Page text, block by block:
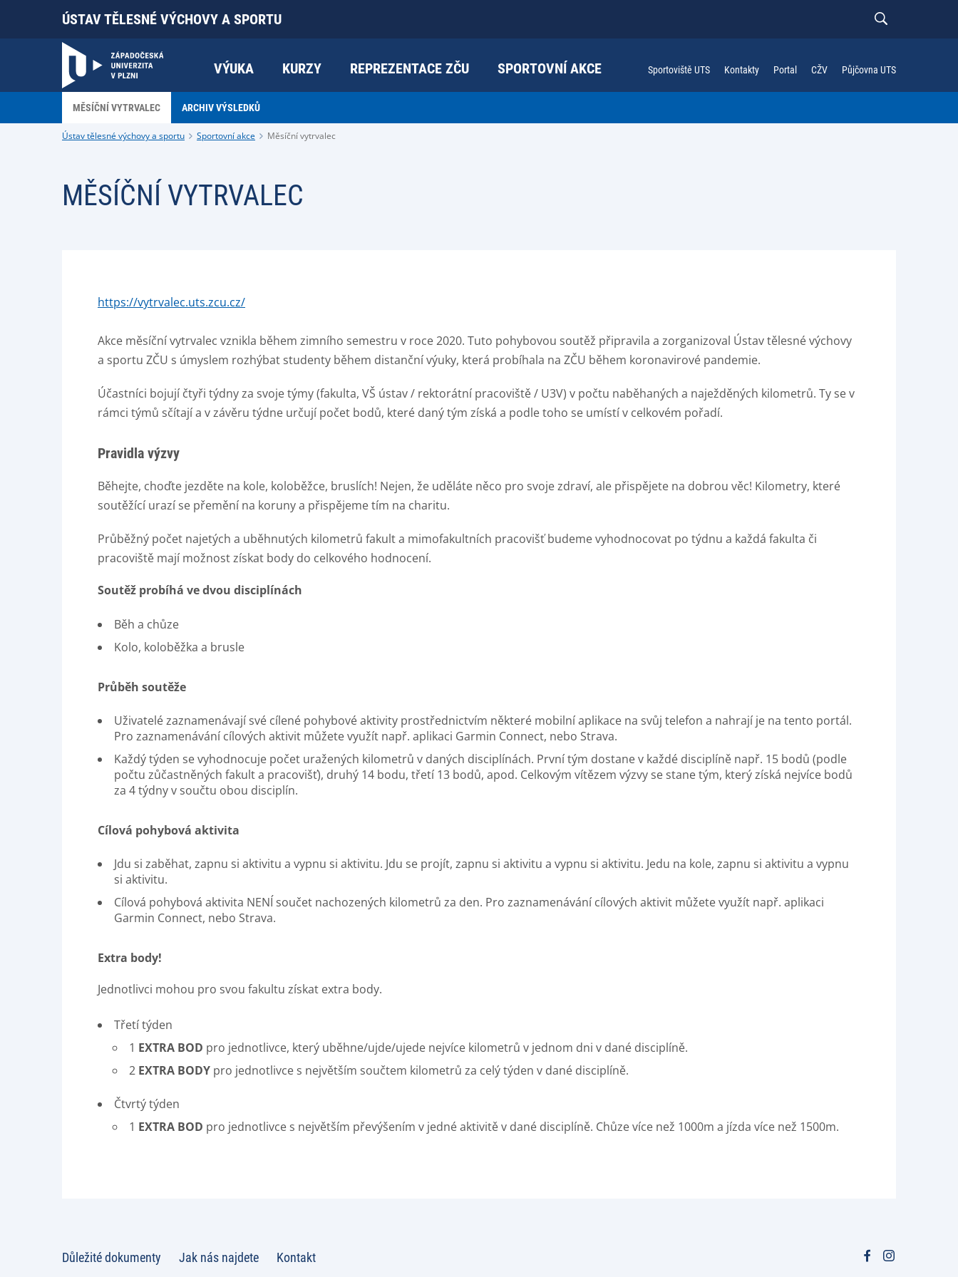
ÚSTAV TĚLESNÉ VÝCHOVY A SPORTU
VÝUKA KURZY REPREZENTACE ZČU SPORTOVNÍ AKCE Sportoviště UTS Kontakty Portal CŽV Půjčovna UTS
MĚSÍČNÍ VYTRVALEC ARCHIV VÝSLEDKŮ
Ústav tělesné výchovy a sportu Sportovní akce Měsíční vytrvalec
MĚSÍČNÍ VYTRVALEC
https://vytrvalec.uts.zcu.cz/
Akce měsíční vytrvalec vznikla během zimního semestru v roce 2020. Tuto pohybovou soutěž připravila a zorganizoval Ústav tělesné výchovy
a sportu ZČU s úmyslem rozhýbat studenty během distanční výuky, která probíhala na ZČU během koronavirové pandemie.
Účastníci bojují čtyři týdny za svoje týmy (fakulta, VŠ ústav / rektorátní pracoviště / U3V) v počtu naběhaných a naježděných kilometrů. Ty se v
rámci týmů sčítají a v závěru týdne určují počet bodů, které daný tým získá a podle toho se umístí v celkovém pořadí.
Pravidla výzvy
Běhejte, choďte jezděte na kole, koloběžce, bruslích! Nejen, že uděláte něco pro svoje zdraví, ale přispějete na dobrou věc! Kilometry, které
soutěžící urazí se přemění na koruny a přispějeme tím na charitu.
Průběžný počet najetých a uběhnutých kilometrů fakult a mimofakultních pracovišť budeme vyhodnocovat po týdnu a každá fakulta či
pracoviště mají možnost získat body do celkového hodnocení.
Soutěž probíhá ve dvou disciplínách
Běh a chůze
Kolo, koloběžka a brusle
Průběh soutěže
Uživatelé zaznamenávají své cílené pohybové aktivity prostřednictvím některé mobilní aplikace na svůj telefon a nahrají je na tento portál.
Pro zaznamenávání cílových aktivit můžete využít např. aplikaci Garmin Connect, nebo Strava.
Každý týden se vyhodnocuje počet uražených kilometrů v daných disciplínách. První tým dostane v každé disciplíně např. 15 bodů (podle
počtu zůčastněných fakult a pracovišť), druhý 14 bodu, třetí 13 bodů, apod. Celkovým vítězem výzvy se stane tým, který získá nejvíce bodů
za 4 týdny v součtu obou disciplín.
Cílová pohybová aktivita
Jdu si zaběhat, zapnu si aktivitu a vypnu si aktivitu. Jdu se projít, zapnu si aktivitu a vypnu si aktivitu. Jedu na kole, zapnu si aktivitu a vypnu
si aktivitu.
Cílová pohybová aktivita NENÍ součet nachozených kilometrů za den. Pro zaznamenávání cílových aktivit můžete využít např. aplikaci
Garmin Connect, nebo Strava.
Extra body!
Jednotlivci mohou pro svou fakultu získat extra body.
Třetí týden
1 EXTRA BOD pro jednotlivce, který uběhne/ujde/ujede nejvíce kilometrů v jednom dni v dané disciplíně.
2 EXTRA BODY pro jednotlivce s největším součtem kilometrů za celý týden v dané disciplíně.
Čtvrtý týden
1 EXTRA BOD pro jednotlivce s největším převýšením v jedné aktivitě v dané disciplíně. Chůze více než 1000m a jízda více než 1500m.
Důležité dokumenty Jak nás najdete Kontakt